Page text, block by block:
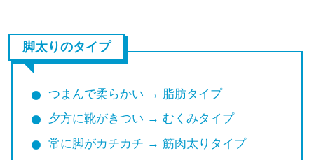
脚太りのタイプ
つまんで柔らかい → 脂肪タイプ
夕方に靴がきつい → むくみタイプ
常に脚がカチカチ → 筋肉太りタイプ